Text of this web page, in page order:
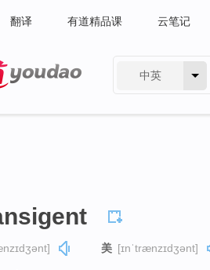
翻译 有道精品课 云笔记
中英
美 [ɪnˈtrænzɪdʒənt]